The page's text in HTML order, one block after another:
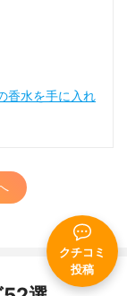
クチコミ
投稿
香水を手に入れ